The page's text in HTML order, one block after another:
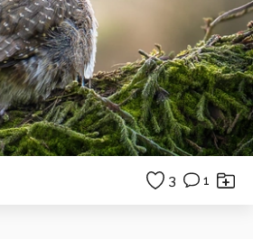
3 1